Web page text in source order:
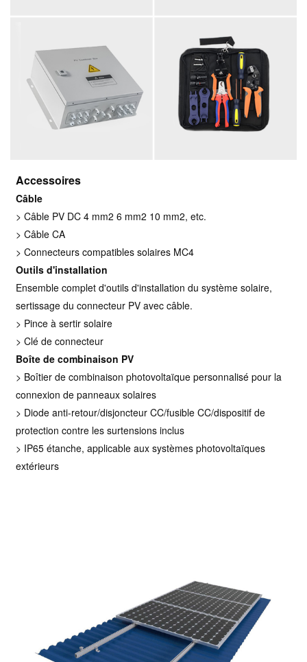
Accessoires
Câble
> Câble PV DC 4 mm2 6 mm2 10 mm2, etc.
> Câble CA
> Connecteurs compatibles solaires MC4
Outils d'installation
Ensemble complet d'outils d'installation du système solaire,
sertissage du connecteur PV avec câble.
> Pince à sertir solaire
> Clé de connecteur
Boîte de combinaison PV
> Boîtier de combinaison photovoltaïque personnalisé pour la
connexion de panneaux solaires
> Diode anti-retour/disjoncteur CC/fusible CC/dispositif de
protection contre les surtensions inclus
> IP65 étanche, applicable aux systèmes photovoltaïques
extérieurs